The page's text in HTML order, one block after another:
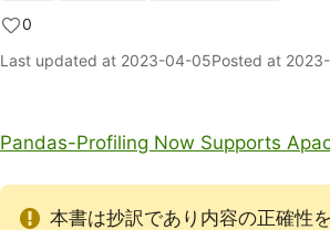
0
Last updated at 2023-04-05Posted at
Pandas-Profiling Now Supports
本書は抄訳であり内容の正確性